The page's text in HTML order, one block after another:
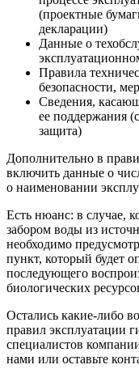
(проектные
декларации)
Данные о
Правила
безопасности,
Сведения,
ее поддержания
защита)
Дополнительно в
включить данные о
о наименовании
Есть нюанс: в случае,
забором воды из
необходимо
пункт, который будет
последующего
биологических
Остались какие-либо
правил эксплуатации
специалистов
нами или оставьте